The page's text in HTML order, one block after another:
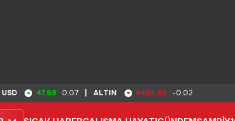
USD 47.59 0,07 ALTIN 6494,82 -0,02